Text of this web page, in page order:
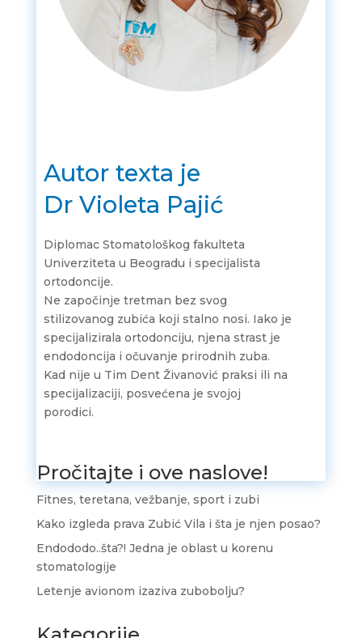
Autor texta je
Dr Violeta Pajić
Diplomac Stomatološkog fakulteta
Univerziteta u Beogradu i specijalista
ortodoncije.
Ne započinje tretman bez svog
stilizovanog zubića koji stalno nosi. Iako je
specijalizirala ortodonciju, njena strast je
endodoncija i očuvanje prirodnih zuba.
Kad nije u Tim Dent Živanović praksi ili na
specijalizaciji, posvećena je svojoj
porodici.
Pročitajte i ove naslove!
Fitnes, teretana, vežbanje, sport i zubi
Kako izgleda prava Zubić Vila i šta je njen posao?
Endododo..šta?! Jedna je oblast u korenu
stomatologije
Letenje avionom izaziva zubobolju?